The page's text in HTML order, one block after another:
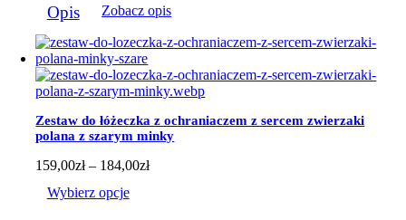
do
produkt
ma
wiele
wariantów.
Opcje
można
wybrać
na
stronie
produktu
Opis Zobacz opis
Zestaw do łóżeczka z ochraniaczem z sercem zwierzaki
polana z szarym minky
159,00zł – 184,00złZakres
Wybierz opcje